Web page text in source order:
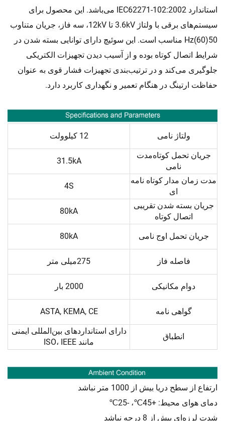
استاندارد IEC62271-102:2002 می‌باشد. این محصول برای
سیستم‌های برقی با ولتاژ 3.6kV تا 12kV، سه فاز، جریان متناوب
50(60)Hz مناسب است. این سوئیچ دارای توانایی بسته شدن در
شرایط اتصال کوتاه بوده و از آسیب دیدن تجهیزات الکتریکی
جلوگیری می‌کند و در ترتیب‌بندی تجهیزات فشار قوی به عنوان
حفاظت ارتینگ در هنگام تعمیر و نگهداری کاربرد دارد.
ولتاژ نامی 12 کیلوولت
جریان تحمل کوتاه‌مدت
نامی
31.5kA
مدت زمان مدار کوتاه نامه
ای
4S
جریان بسته شدن تقریبی
اتصال کوتاه
80kA
جریان تحمل اوج نامی 80kA
فاصله فاز 275میلی متر
دوام مکانیکی 2000 بار
گواهی نامه ASTA, KEMA, CE
انطباق
دارای استانداردهای بین‌المللی ایمنی
مانند ISO، IEEE
ارتفاع از سطح دریا بیش از 1000 متر نباشد
دمای هوای محیط: +45℃، -25℃
شدت لرزه‌ای بیش از 8 درجه نباشد